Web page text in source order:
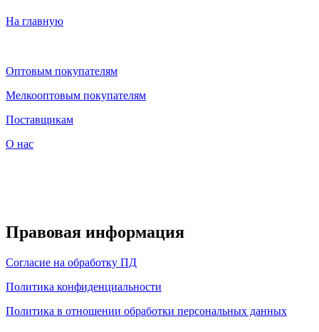
На главную
Оптовым покупателям
Мелкооптовым покупателям
Поставщикам
О нас
Правовая информация
Согласие на обработку ПД
Политика конфиденциальности
Политика в отношении обработки персональных данных